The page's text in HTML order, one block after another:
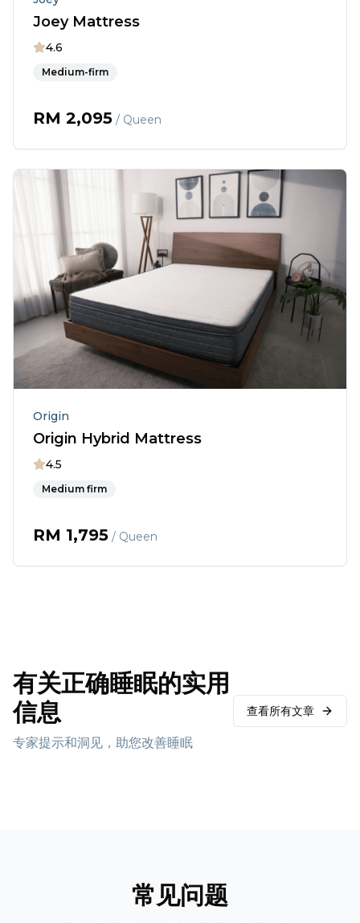
Joey Mattress
4.6
Medium-firm
RM 2,095 / Queen
Origin
Origin Hybrid Mattress
4.5
Medium firm
RM 1,795 / Queen
有关正确睡眠的实用
信息
专家提示和洞见，助您改善睡眠
查看所有文章
常见问题